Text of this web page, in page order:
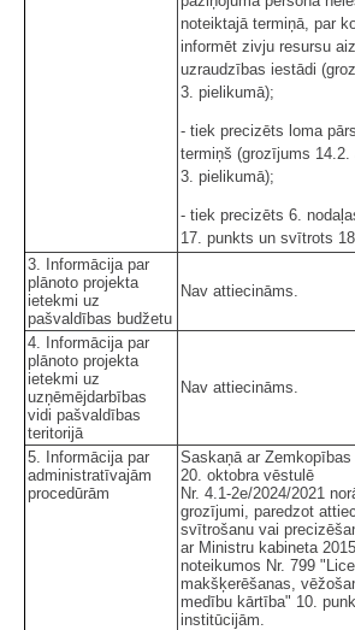
noteiktajā termiņā, par
informēt zivju resursu
uzraudzības iestādi
3. pielikumā);
- tiek precizēts loma
termiņš (grozījums 14.2.
3. pielikumā);
- tiek precizēts 6.
17. punkts un svītrots
3. Informācija par
plānoto projekta
ietekmi uz
pašvaldības budžetu
Nav attiecināms.
4. Informācija par
plānoto projekta
ietekmi uz
uzņēmējdarbības
vidi pašvaldības
teritorijā
Nav attiecināms.
5. Informācija par
administratīvajām
procedūrām
Saskaņā ar
20. oktobra vēstulē
Nr. 4.1-2e/2024/2021
grozījumi, paredzot
svītrošanu vai
ar Ministru kabineta
noteikumos Nr. 799
makšķerēšanas,
medību kārtība" 10.
institūcijām.